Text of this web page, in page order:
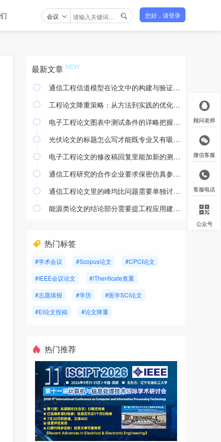
会议  您好，请登录
最新文章
 通信工程信道模型在论文中的构建与验证方法
 工程论文降重策略：从方法到实践的优化途径
 电子工程论文图表中测试条件的详略把握与撰写规范
 光伏论文的标题怎么写才能既专业又有吸引力
 电子工程论文的修改稿回复里能加新的测试结果吗
 通信工程研究的合作企业要求保密仿真参数怎么处理
 通信工程论文里的峰均比问题需要单独讨论吗
 能源类论文的结论部分需要提工程应用建议吗
热门标签
#学术会议 #Scopus论文
#CPCI论文
#IEEE会议论文
#iThenticate查重
#志愿填报
#学历
#医学SCI论文
#EI论文投稿
#论文降重
热门推荐
顾问老师
微信客服
客服电话
公众号